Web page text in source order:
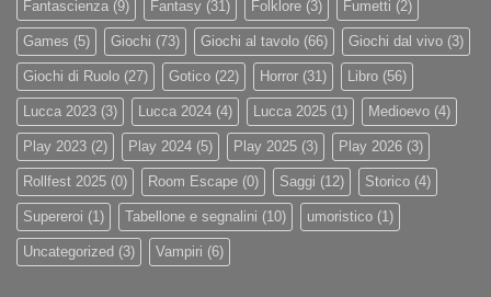
Fantascienza (9) Fantasy (31) Folklore (3) Fumetti (2)
Games (5) Giochi (73) Giochi al tavolo (66) Giochi dal vivo (3)
Giochi di Ruolo (27) Gotico (22) Horror (31) Libro (56)
Lucca 2023 (3) Lucca 2024 (4) Lucca 2025 (1) Medioevo (4)
Play 2023 (2) Play 2024 (5) Play 2025 (3) Play 2026 (3)
Rollfest 2025 (0) Room Escape (0) Saggi (12) Storico (4)
Supereroi (1) Tabellone e segnalini (10) umoristico (1)
Uncategorized (3) Vampiri (6)